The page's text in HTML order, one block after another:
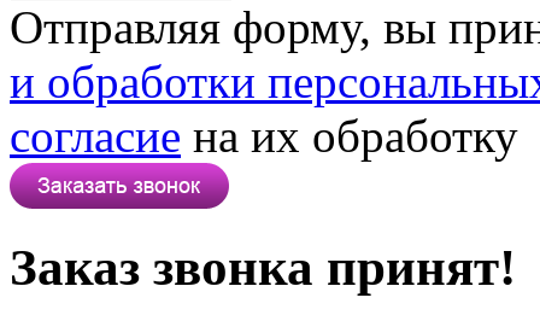
Отправляя форму, вы
и обработки
согласие на их обработку
Заказ звонка принят!